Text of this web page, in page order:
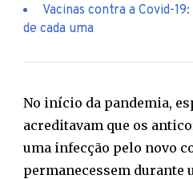
Vacinas contra a Covid-
de cada uma
No início da pandemia,
acreditavam que os
uma infecção pelo novo
permanecessem durante